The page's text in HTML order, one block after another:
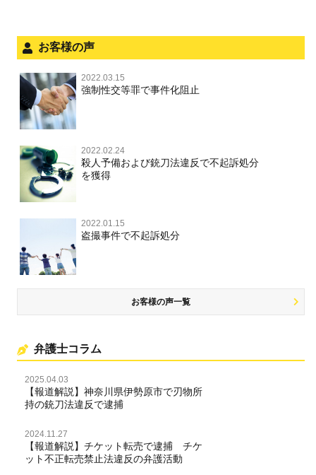
文書偽造・偽造文書行使
不正競争防止法
住居侵入等
名誉棄損・侮辱
銃刀法違反
児童虐待・保護責任者遺棄
文書偽造・偽造文書行使
不正競争防止法
住居侵入等
名誉毀損・侮辱
法人と刑事事件（脱税関係，従業員逮捕，予防法務等）
お客様の声
2022.03.15
強制性交等罪で事件化阻止
2022.02.24
殺人予備および銃刀法違反で不起訴処分
を獲得
2022.01.15
盗撮事件で不起訴処分
お客様の声一覧
弁護士コラム
2025.04.03
【報道解説】神奈川県伊勢原市で刃物所
持の銃刀法違反で逮捕
2024.11.27
【報道解説】チケット転売で逮捕 チケ
ット不正転売禁止法違反の弁護活動